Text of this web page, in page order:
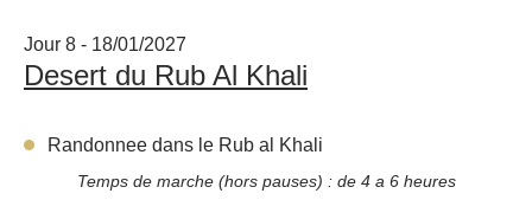
Jour 8 - 18/01/2027
Desert du Rub Al Khali
Randonnee dans le Rub al Khali
Temps de marche (hors pauses) : de 4 a 6 heures